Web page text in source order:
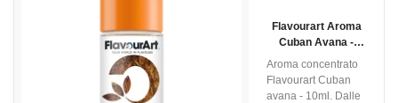
Flavourart Aroma
Cuban Avana -
Aroma concentrato
Flavourart Cuban
avana - 10ml. Dalle